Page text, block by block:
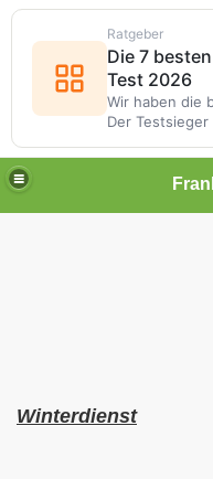
Winterdienst
Ratgeber
Die 7
Test 2026
Wir haben die
Der